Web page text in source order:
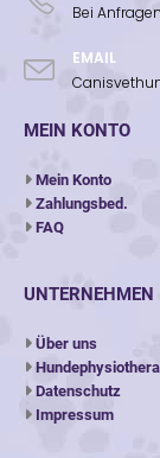
Bei
EMAIL
MEIN KONTO
Mein Konto
Zahlungsbed.
FAQ
UNTERNEHMEN
Über uns
Datenschutz
Impressum